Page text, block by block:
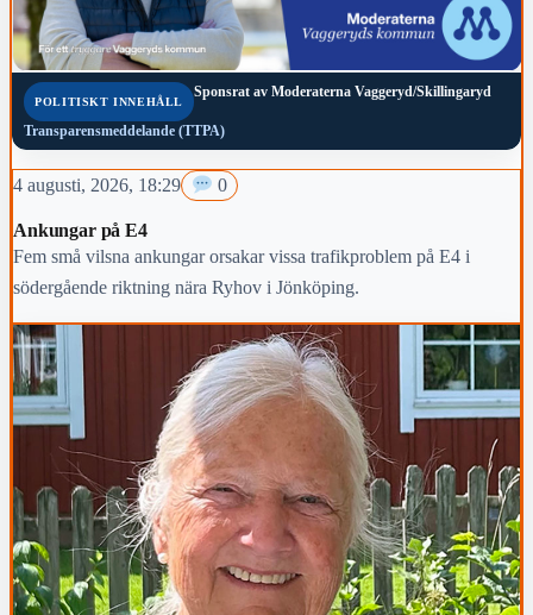
POLITISKT INNEHÅLL
Sponsrat av Moderaterna Vaggeryd/Skillingaryd
Transparensmeddelande (TTPA)
4 augusti, 2026, 18:29 0
Ankungar på E4
Fem små vilsna ankungar orsakar vissa trafikproblem på E4 i
södergående riktning nära Ryhov i Jönköping.